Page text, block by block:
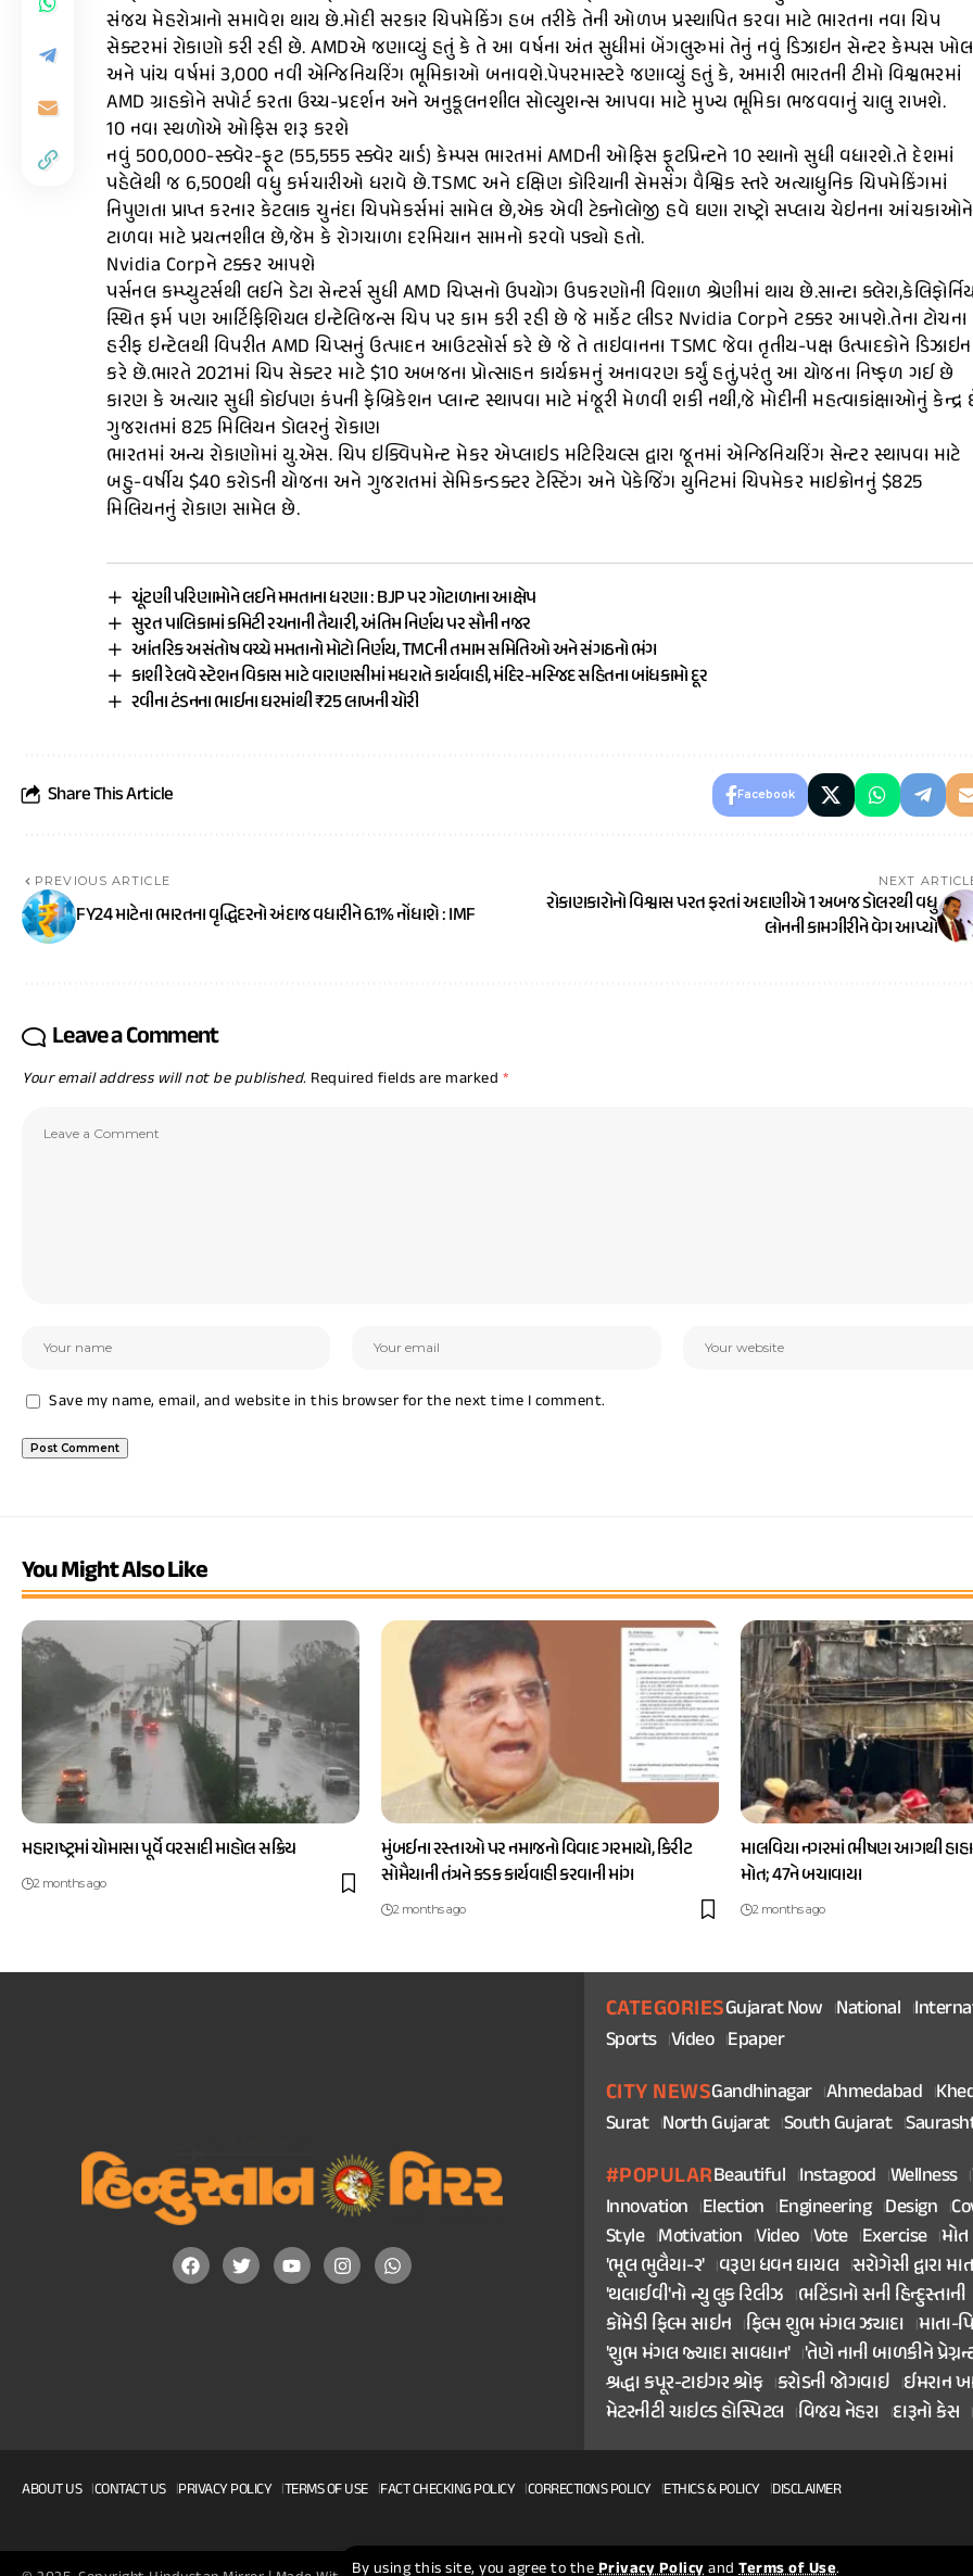
By using this site, you agree to thePrivacy PolicyandTerms of Use.
સંજય મેહરોત્રાનો સમાવેશ થાય છે.મોદી સરકાર ચિપમેકિંગ હબ તરીકે તેની ઓળખ પ્રસ્થાપિત કરવા માટે ભારતના નવા ચિપ
સેક્ટરમાં રોકાણો કરી રહી છે. AMDએ જણાવ્યું હતું કે તે આ વર્ષના અંત સુધીમાં બેંગલુરુમાં તેનું નવું ડિઝાઇન સેન્ટર કેમ્પસ
અને પાંચ વર્ષમાં 3,000 નવી એન્જિનિયરિંગ ભૂમિકાઓ બનાવશે.પેપરમાસ્ટરે જણાવ્યું હતું કે, અમારી ભારતની ટીમો વિશ્વભરમાં
AMD ગ્રાહકોને સપોર્ટ કરતા ઉચ્ચ-પ્રદર્શન અને અનુકૂલનશીલ સોલ્યુશન્સ આપવા માટે મુખ્ય ભૂમિકા ભજવવાનું ચાલુ રાખશે.
10 નવા સ્થળોએ ઓફિસ શરૂ કરશે
નવું 500,000-સ્ક્વેર-ફૂટ (55,555 સ્ક્વેર યાર્ડ) કેમ્પસ ભારતમાં AMDની ઓફિસ ફૂટપ્રિન્ટને 10 સ્થાનો સુધી વધારશે.તે દેશમાં
પહેલેથી જ 6,500થી વધુ કર્મચારીઓ ધરાવે છે.TSMC અને દક્ષિણ કોરિયાની સેમસંગ વૈશ્વિક સ્તરે અત્યાધુનિક ચિપમેકિંગમાં
નિપુણતા પ્રાપ્ત કરનાર કેટલાક ચુનંદા ચિપમેકર્સમાં સામેલ છે,એક એવી ટેક્નોલોજી હવે ઘણા રાષ્ટ્રો સપ્લાય ચેઇનના આંચકાઓને
ટાળવા માટે પ્રયત્નશીલ છે,જેમ કે રોગચાળા દરમિયાન સામનો કરવો પડ્યો હતો.
Nvidia Corpને ટક્કર આપશે
પર્સનલ કમ્પ્યુટર્સથી લઈને ડેટા સેન્ટર્સ સુધી AMD ચિપ્સનો ઉપયોગ ઉપકરણોની વિશાળ શ્રેણીમાં થાય છે.સાન્ટા
સ્થિત ફર્મ પણ આર્ટિફિશિયલ ઇન્ટેલિજન્સ ચિપ પર કામ કરી રહી છે જે માર્કેટ લીડર Nvidia Corpને ટક્કર આપશે.તેના ટોચના
હરીફ ઇન્ટેલથી વિપરીત AMD ચિપ્સનું ઉત્પાદન આઉટસોર્સ કરે છે જે તે તાઇવાનના TSMC જેવા તૃતીય-પક્ષ ઉત્પાદકોને ડિઝાઇન
કરે છે.ભારતે 2021માં ચિપ સેક્ટર માટે $10 અબજના પ્રોત્સાહન કાર્યક્રમનું અનાવરણ કર્યું હતું,પરંતુ આ યોજના નિષ્ફળ ગઈ છે
કારણ કે અત્યાર સુધી કોઈપણ કંપની ફેબ્રિકેશન પ્લાન્ટ સ્થાપવા માટે મંજૂરી મેળવી શકી નથી,જે મોદીની મહત્વાકાંક્ષાઓનું કેન્દ્ર
ગુજરાતમાં 825 મિલિયન ડોલરનું રોકાણ
ભારતમાં અન્ય રોકાણોમાં યુ.એસ. ચિપ ઇક્વિપમેન્ટ મેકર એપ્લાઇડ મટિરિયલ્સ દ્વારા જૂનમાં એન્જિનિયરિંગ સેન્ટર સ્થાપવા માટે
બહુ-વર્ષીય $40 કરોડની યોજના અને ગુજરાતમાં સેમિકન્ડક્ટર ટેસ્ટિંગ અને પેકેજિંગ યુનિટમાં ચિપમેકર માઇક્રોનનું $825
મિલિયનનું રોકાણ સામેલ છે.
ચૂંટણી પરિણામોને લઈને મમતાના ધરણા : BJP પર ગોટાળાના આક્ષેપ
સુરત પાલિકામાં કમિટી રચનાની તૈયારી, અંતિમ નિર્ણય પર સૌની નજર
આંતરિક અસંતોષ વચ્ચે મમતાનો મોટો નિર્ણય, TMCની તમામ સમિતિઓ અને સંગઠનો ભંગ
કાશી રેલવે સ્ટેશન વિકાસ માટે વારાણસીમાં મધરાતે કાર્યવાહી, મંદિર-મસ્જિદ સહિતના બાંધકામો દૂર
રવીના ટંડનના ભાઈના ઘરમાંથી ₹25 લાખની ચોરી
Share This Article Facebook
PREVIOUS ARTICLE
FY24 માટેના ભારતના વૃદ્ધિદરનો અંદાજ વધારીને 6.1% નોંધાશે : IMF
NEXT
રોકાણકારોનો વિશ્વાસ પરત ફરતાં અદાણીએ 1 અબજ ડોલરથી વધુ
લોનની કામગીરીને વેગ આપ્યો
Leave a Comment
Your email address will not be published. Required fields are marked *
Save my name, email, and website in this browser for the next time I comment.
You Might Also Like
મહારાષ્ટ્રમાં ચોમાસા પૂર્વે વરસાદી માહોલ સક્રિય
2 months ago
મુંબઈના રસ્તાઓ પર નમાજનો વિવાદ ગરમાયો, કિરીટ
સોમૈયાની તંત્રને કડક કાર્યવાહી કરવાની માંગ
2 months ago
માલવિયા નગરમાં ભીષણ આગથી
મોત; 47ને બચાવાયા
2 months ago
CATEGORIESGujarat Now National
Sports Video Epaper
CITY NEWSGandhinagar Ahmedabad
Surat North Gujarat South Gujarat
#POPULARBeautiful Instagood Wellness
Innovation Election Engineering Design
Style Motivation Video Vote Exercise મોત
'ભૂલ ભુલૈયા-૨' વરૂણ ધવન ઘાયલ સરોગેસી દ્વારા
'થલાઈવી'નો ન્યુ લુક રિલીઝ ભટિંડાનો સની હિન્દુસ્તાની
કૉમેડી ફિલ્મ સાઇન ફિલ્મ શુભ મંગલ ઝ્યાદા માતા-
'શુભ મંગલ જ્યાદા સાવધાન' 'તેણે નાની બાળકીને
શ્રદ્ધા કપૂર-ટાઇગર શ્રોફ કરોડની જોગવાઇ ઈમરાન
મેટરનીટી ચાઇલ્ડ હોસ્પિટલ વિજય નેહરા દારૂનો કેસ
ABOUT US CONTACT US PRIVACY POLICY TERMS OF USE FACT CHECKING POLICY CORRECTIONS POLICY ETHICS & POLICY DISCLAIMER